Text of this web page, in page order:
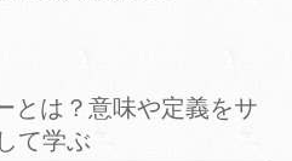
とは？意味や定義をサ
て学ぶ